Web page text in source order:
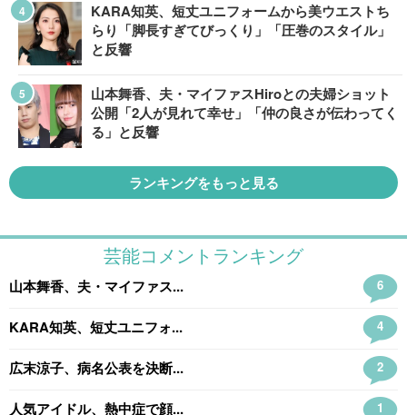
KARA知英、短丈ユニフォームから美ウエストち
らり「脚長すぎてびっくり」「圧巻のスタイル」
と反響
山本舞香、夫・マイファスHiroとの夫婦ショット
公開「2人が見れて幸せ」「仲の良さが伝わってく
る」と反響
ランキングをもっと見る